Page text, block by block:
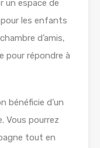
un espace de
les enfants
d’amis,
pour répondre à
bénéficie d’un
Vous pourrez
tout en